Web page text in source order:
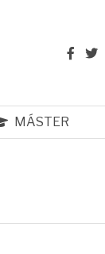
MÁSTER